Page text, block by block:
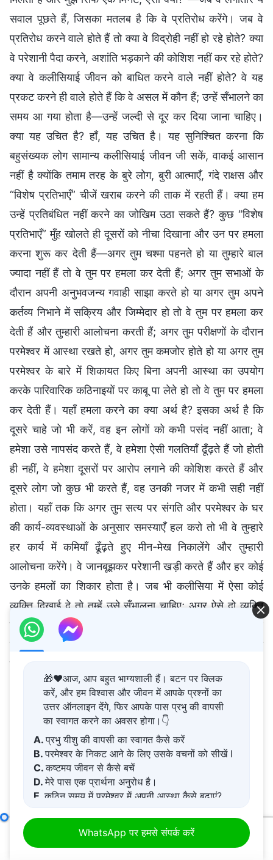
परमेश्वर के बिना जीवन कठिन है। यदि आप सहमत हैं, तो क्या आप
उनके समक्ष आना चाहते हैं?
WhatsApp पर हमसे संपर्क करें
Messenger पर हमसे संपर्क करें
🎁❤️आज, आप बहुत भाग्यशाली हैं। बटन पर क्लिक
करें, और हम विश्वास और जीवन में आपके प्रश्नों का
उत्तर ऑनलाइन देंगे, फिर आपके पास प्रभु की वापसी
का स्वागत करने का अवसर होगा।👇
A.प्रभु यीशु की वापसी का स्वागत कैसे करें
B.परमेश्वर के निकट आने के लिए उसके वचनों को सीखें l
C.कष्टमय जीवन से कैसे बचें
D.मेरे पास एक प्रार्थना अनुरोध है।
E.कठिन समय में परमेश्वर में अपनी आस्था कैसे बढ़ाएं?
WhatsApp पर हमसे संपर्क करें
अगुआओं और कार्यकर्ताओं की जिम्मेदारियाँ (15)खंड चार